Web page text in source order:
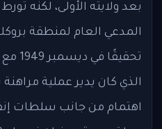
بعد ولايته الأولى، لكنه
المدعي العام لمنطقة
اهتمام من جانب سلطات